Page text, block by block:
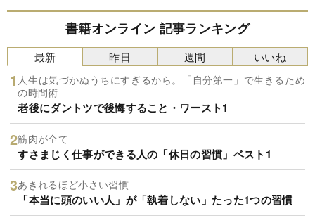
書籍オンライン 記事ランキング
最新
人生は気づかぬうちにすぎるから。「自分第一」で生きるため
の時間術
老後にダントツで後悔すること・ワースト1
筋肉が全て
すさまじく仕事ができる人の「休日の習慣」ベスト1
あきれるほど小さい習慣
「本当に頭のいい人」が「執着しない」たった1つの習慣
昨日 週間 いいね